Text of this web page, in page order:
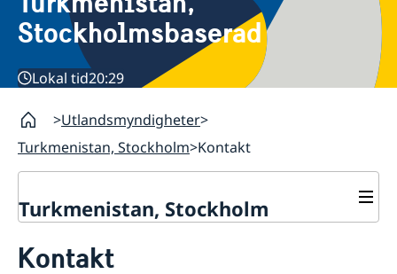
Stockholmsbaserad
Lokal tid20:29
Utlandsmyndigheter
Turkmenistan, Stockholm Kontakt
Turkmenistan, Stockholm
Om oss
Kontakt